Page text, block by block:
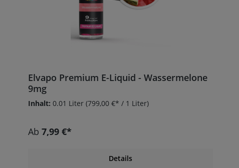
Elvapo Premium E-Liquid - Wassermelone
9mg
Inhalt: 0.01 Liter (799,00 €* / 1 Liter)
Ab 7,99 €*
Details